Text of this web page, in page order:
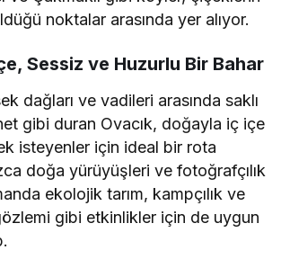
noktalar arasında yer alıyor.
Sessiz ve Huzurlu Bir Bahar
dağları ve vadileri arasında saklı
gibi duran Ovacık, doğayla iç içe
isteyenler için ideal bir rota
doğa yürüyüşleri ve fotoğrafçılık
ekolojik tarım, kampçılık ve
gibi etkinlikler için de uygun